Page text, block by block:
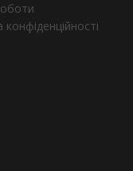
конфіденційності